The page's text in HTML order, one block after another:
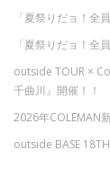
「夏祭りだョ！全
「夏祭りだョ！全
outside TOUR ×
千曲川』開催！！
2026年COLEMAN
outside BASE